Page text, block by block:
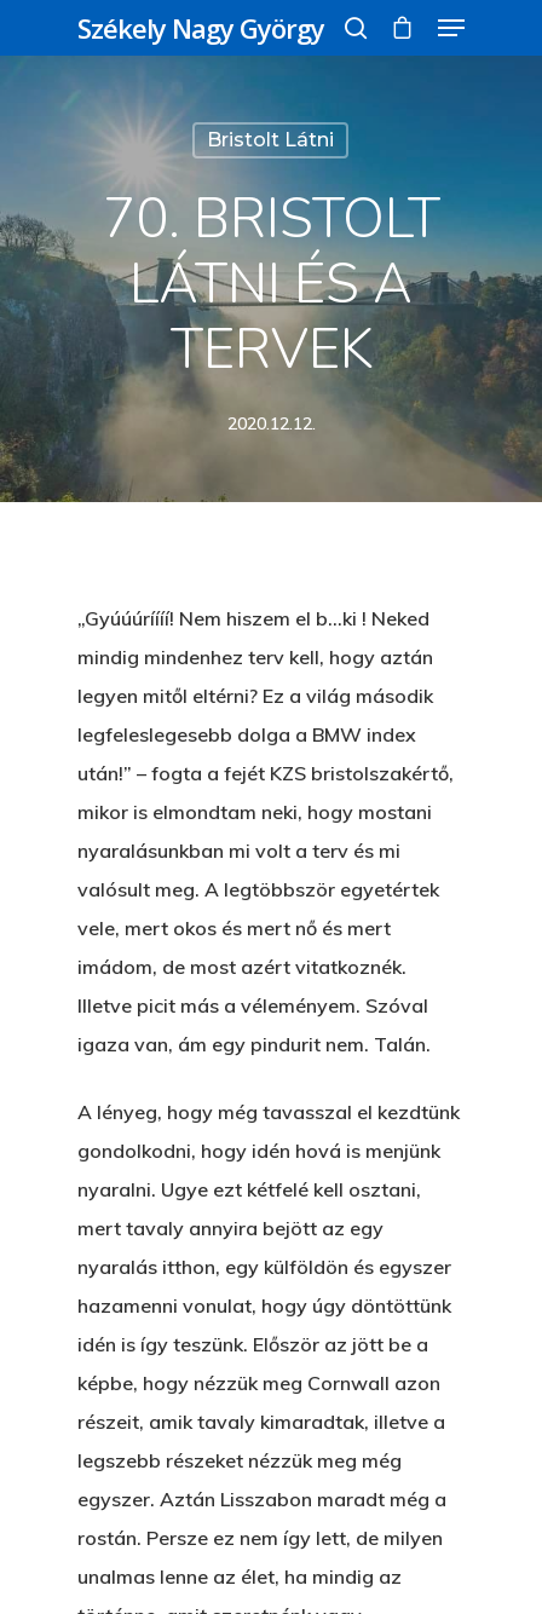
Üss egy entert a kereséshez, vagy nyomd
meg az ESC gombot a bezáráshoz
Székely Nagy György
Bristolt Látni
70. BRISTOLT
LÁTNI ÉS A
TERVEK
2020.12.12.
„Gyúúúríííí! Nem hiszem el b…ki ! Neked
mindig mindenhez terv kell, hogy aztán
legyen mitől eltérni? Ez a világ második
legfeleslegesebb dolga a BMW index
után!” – fogta a fejét KZS bristolszakértő,
mikor is elmondtam neki, hogy mostani
nyaralásunkban mi volt a terv és mi
valósult meg. A legtöbbször egyetértek
vele, mert okos és mert nő és mert
imádom, de most azért vitatkoznék.
Illetve picit más a véleményem. Szóval
igaza van, ám egy pindurit nem. Talán.
A lényeg, hogy még tavasszal el kezdtünk
gondolkodni, hogy idén hová is menjünk
nyaralni. Ugye ezt kétfelé kell osztani,
mert tavaly annyira bejött az egy
nyaralás itthon, egy külföldön és egyszer
hazamenni vonulat, hogy úgy döntöttünk
idén is így teszünk. Először az jött be a
képbe, hogy nézzük meg Cornwall azon
részeit, amik tavaly kimaradtak, illetve a
legszebb részeket nézzük meg még
egyszer. Aztán Lisszabon maradt még a
rostán. Persze ez nem így lett, de milyen
unalmas lenne az élet, ha mindig az